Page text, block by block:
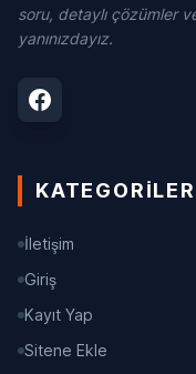
soru, detaylı çözümler
yanınızdayız.
KATEGORILER
İletişim
Giriş
Kayıt Yap
Sitene Ekle